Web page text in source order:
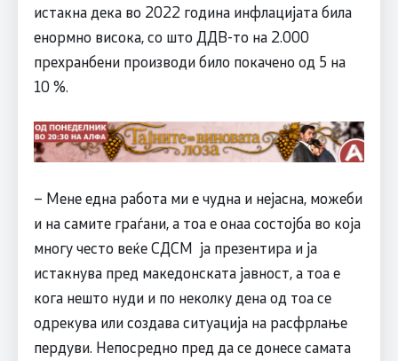
истакна дека во 2022 година инфлацијата била
енормно висока, со што ДДВ-то на 2.000
прехранбени производи било покачено од 5 на
10 %.
– Мене една работа ми е чудна и нејасна, можеби
и на самите граѓани, а тоа е онаа состојба во која
многу често веќе СДСМ ја презентира и ја
истакнува пред македонската јавност, а тоа е
кога нешто нуди и по неколку дена од тоа се
одрекува или создава ситуација на расфрлање
пердуви. Непосредно пред да се донесе самата